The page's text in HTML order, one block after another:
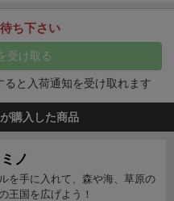
関かな？勿論出せずに負けて
ち下さい
受け取る
と入荷通知を受け取れます
購入した商品
ノ
を手に入れて、森や海、草原の
王国を広げよう！